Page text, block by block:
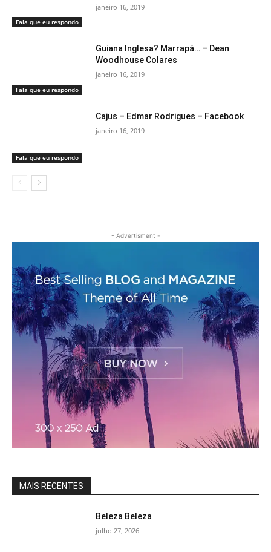
Fala que eu respondo
janeiro 16, 2019
Fala que eu respondo
Guiana Inglesa? Marrapá… – Dean
Woodhouse Colares
janeiro 16, 2019
Fala que eu respondo
Cajus – Edmar Rodrigues – Facebook
janeiro 16, 2019
- Advertisment -
MAIS RECENTES
Beleza Beleza
julho 27, 2026